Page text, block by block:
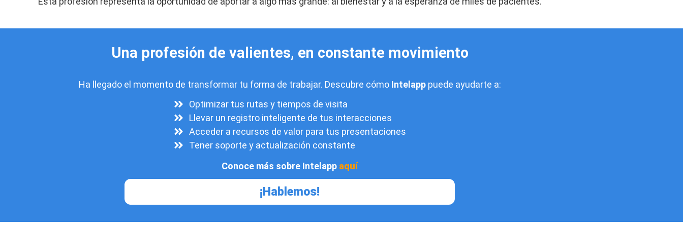
Una profesión de valientes, en constante movimiento
Ha llegado el momento de transformar tu forma de trabajar. Descubre cómo Intelapppuede ayudarte a:
Optimizar tus rutas y tiempos de visita
Llevar un registro inteligente de tus interacciones
Acceder a recursos de valor para tus presentaciones
Tener soporte y actualización constante
Conoce más sobre Intelapp aquí
¡Hablemos!